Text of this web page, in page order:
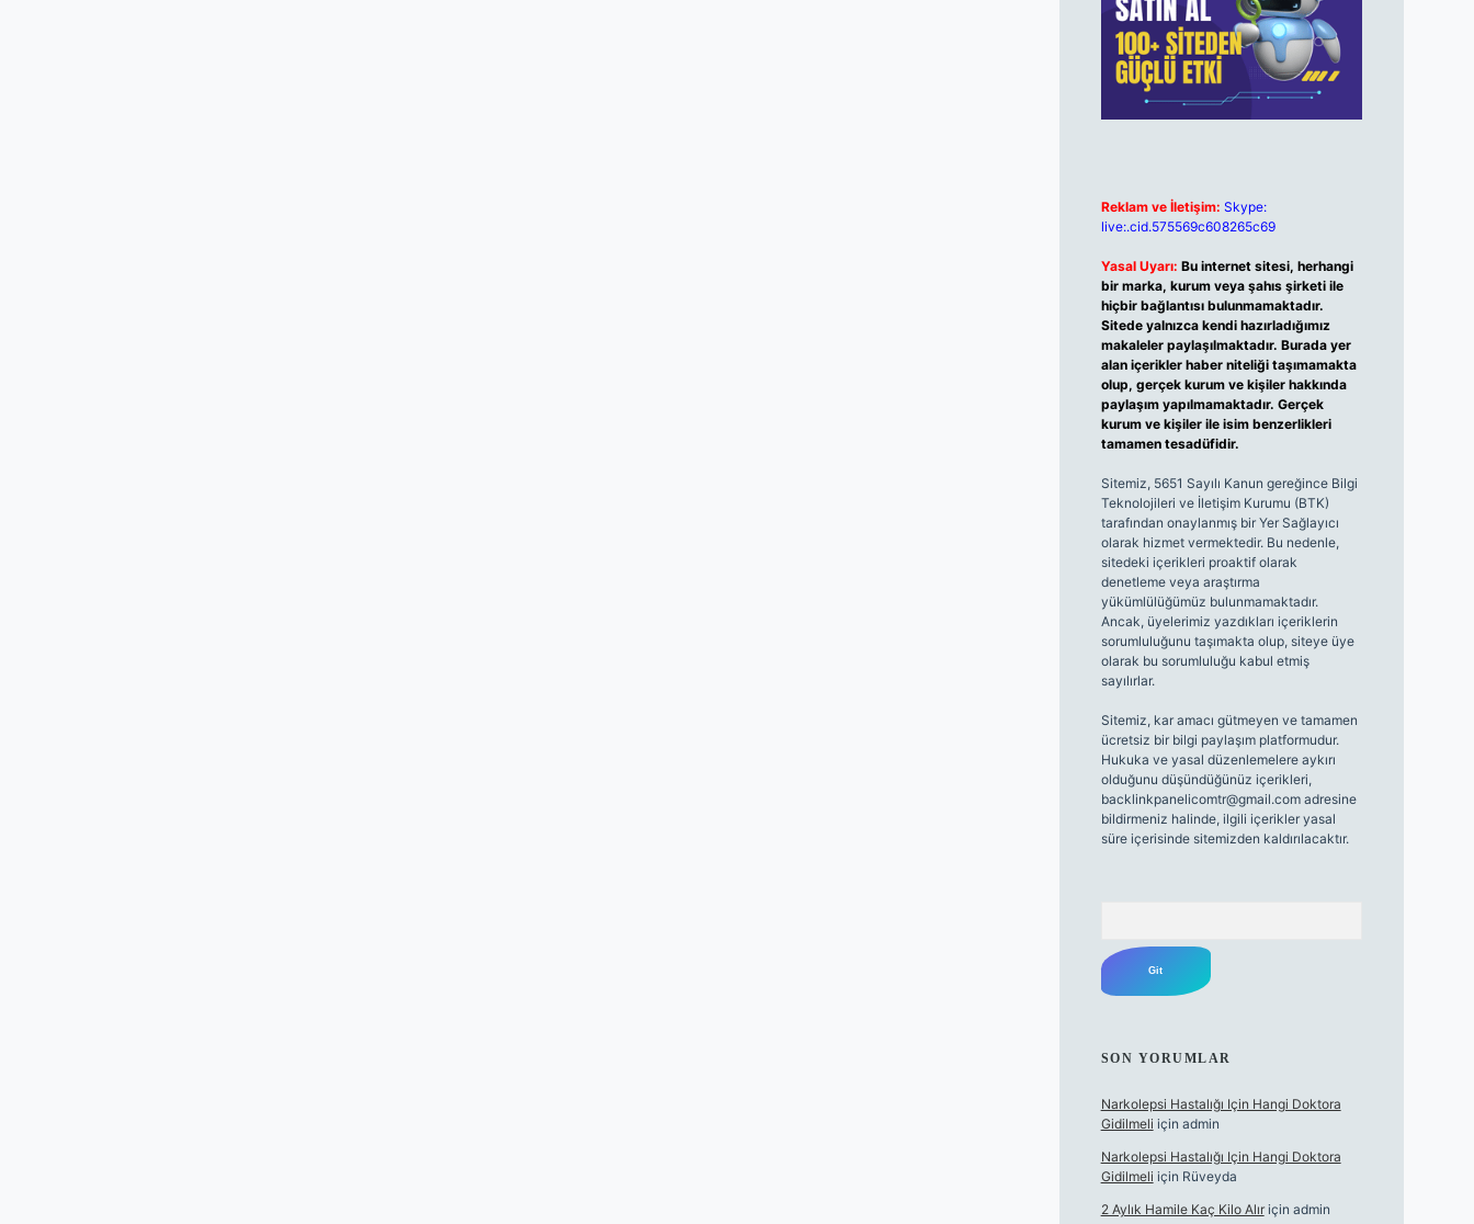
Reklam ve İletişim: Skype:
live:.cid.575569c608265c69
Yasal Uyarı: Bu internet sitesi, herhangi
bir marka, kurum veya şahıs şirketi ile
hiçbir bağlantısı bulunmamaktadır.
Sitede yalnızca kendi hazırladığımız
makaleler paylaşılmaktadır. Burada yer
alan içerikler haber niteliği taşımamakta
olup, gerçek kurum ve kişiler hakkında
paylaşım yapılmamaktadır. Gerçek
kurum ve kişiler ile isim benzerlikleri
tamamen tesadüfidir.
Sitemiz, 5651 Sayılı Kanun gereğince Bilgi
Teknolojileri ve İletişim Kurumu (BTK)
tarafından onaylanmış bir Yer Sağlayıcı
olarak hizmet vermektedir. Bu nedenle,
sitedeki içerikleri proaktif olarak
denetleme veya araştırma
yükümlülüğümüz bulunmamaktadır.
Ancak, üyelerimiz yazdıkları içeriklerin
sorumluluğunu taşımakta olup, siteye üye
olarak bu sorumluluğu kabul etmiş
sayılırlar.
Sitemiz, kar amacı gütmeyen ve tamamen
ücretsiz bir bilgi paylaşım platformudur.
Hukuka ve yasal düzenlemelere aykırı
olduğunu düşündüğünüz içerikleri,
backlinkpanelicomtr@gmail.comadresine
bildirmeniz halinde, ilgili içerikler yasal
süre içerisinde sitemizden kaldırılacaktır.
SON YORUMLAR
Narkolepsi Hastalığı Için Hangi Doktora
Gidilmeli için admin
Narkolepsi Hastalığı Için Hangi Doktora
Gidilmeli için Rüveyda
2 Aylık Hamile Kaç Kilo Alıriçin admin